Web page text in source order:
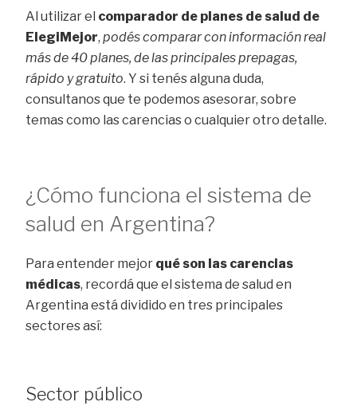
Al utilizar el comparador de planes de salud de
ElegiMejor, podés comparar con información real
más de 40 planes, de las principales prepagas,
rápido y gratuito. Y si tenés alguna duda,
consultanos que te podemos asesorar, sobre
temas como las carencias o cualquier otro detalle.
¿Cómo funciona el sistema de
salud en Argentina?
Para entender mejor qué son las carencias
médicas, recordá que el sistema de salud en
Argentina está dividido en tres principales
sectores así:
Sector público